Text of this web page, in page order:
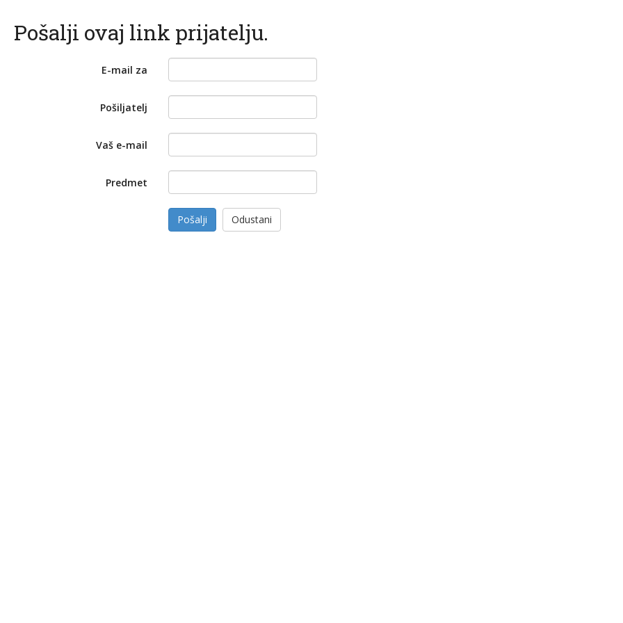
Pošalji ovaj link prijatelju.
E-mail za
Pošiljatelj
Vaš e-mail
Predmet
Pošalji Odustani